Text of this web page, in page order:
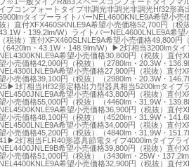
イプコンフォートタイプ非調光非調光非調光Hf32形高
タイプーライトバーNEL4600KNLE9A希望小売
）直付XFX460SKNLE9A希望小売価格52,700円（税
・139.2lm/W）ライトバーNEL4600LNLE9A希望
（税抜）直付XFX460SLNLE9A希望小売価格49,800円（
（6420lm・43.1W・148.9lm/W）▶2灯相当3200lmタ
NEL4300KNLE9A希望小売価格30,800円（税抜）直付
小売価格42,000円（税抜）（2780lm・20.3W・
NEL4300LNLE9A希望小売価格27,900円（税抜）直付
小売価格39,100円（税抜）（2980lm・20.3W・
灯相当Hf32形定格出力型器具相当5200lmタイプ
NEL4500JNLE9A希望小売価格43,800円（税抜）直付
小売価格55,000円（税抜）（4460lm・31.9W・
NEL4500KNLE9A希望小売価格36,900円（税抜）直付
小売価格48,100円（税抜）（4520lm・31.9W・
NEL4500LNLE9A希望小売価格34,000円（税抜）直付
小売価格45,200円（税抜）（4840lm・31.9W・
灯相当FLR40形器具節電タイプ4000lmタイプラ
NEL4400JNLE9B希望小売価格39,800円（税抜）直付
小売価格51,000円（税抜）（3430lm・25W・
NEL4400KNLE9A希望小売価格32,900円（税抜）直付